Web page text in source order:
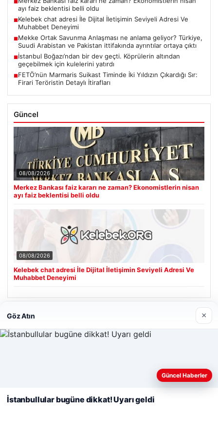
■
ayı faiz beklentisi belli oldu
■Kelebek chat adresi İle Dijital İletişimin Seviyeli Adresi Ve
Muhabbet Deneyimi
■Mekke Ortak Savunma Anlaşması ne anlama geliyor? Türkiye,
Suudi Arabistan ve Pakistan ittifakında ayrıntılar ortaya çıktı
■İstanbul Boğazı’ndan bir dev geçti. Köprülerin altından
geçebilmek için kulelerini yatırdı
■FETÖ’nün Marmaris Suikast Timinde İki Yıldızın Çıkardığı Sır:
Firari Teröristin Detaylı İtirafları
Güncel
08/08/2026
Merkez Bankası faiz kararı ne zaman? Ekonomistlerin nisan
ayı faiz beklentisi belli oldu
08/08/2026
Kelebek chat adresi İle Dijital İletişimin Seviyeli Adresi Ve
Muhabbet Deneyimi
Son Eklenen Firmalar
deneyiminizi kişiselleştirmek ve geliştirmek amacıyla çerezler
Reddet Kabul Et
Göz Atın ×
Güncel Haberler
İstanbullular bugüne dikkat! Uyarı geldi